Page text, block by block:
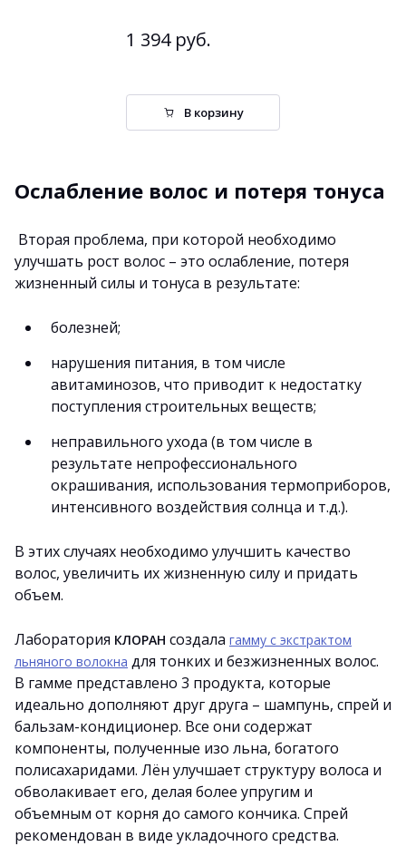
1 394 руб.
В корзину
Ослабление волос и потеря тонуса
Вторая проблема, при которой необходимо
улучшать рост волос – это ослабление, потеря
жизненный силы и тонуса в результате:
болезней;
нарушения питания, в том числе
авитаминозов, что приводит к недостатку
поступления строительных веществ;
неправильного ухода (в том числе в
результате непрофессионального
окрашивания, использования термоприборов,
интенсивного воздействия солнца и т.д.).
В этих случаях необходимо улучшить качество
волос, увеличить их жизненную силу и придать
объем.
Лаборатория КЛОРАН создала гамму с экстрактом
льняного волокна для тонких и безжизненных волос.
В гамме представлено 3 продукта, которые
идеально дополняют друг друга – шампунь, спрей и
бальзам-кондиционер. Все они содержат
компоненты, полученные изо льна, богатого
полисахаридами. Лён улучшает структуру волоса и
обволакивает его, делая более упругим и
объемным от корня до самого кончика. Спрей
рекомендован в виде укладочного средства.